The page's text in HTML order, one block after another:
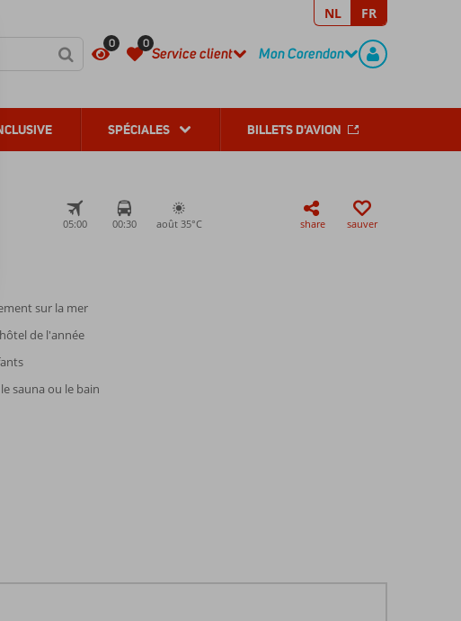
0 0
Service client
CONTACT
Mon Corendon
REGISTERNL FR
SPÉCIALES BILLETS D'AVION
05:00 00:30 août 35°C share sauver
sur la mer
de l'année
sauna ou le bain